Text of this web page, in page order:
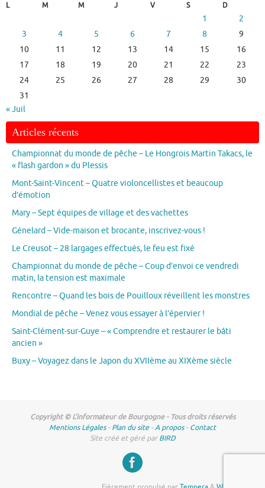
L
M M J V S D
1
2
3
4 5 6 7 8
9
10
11 12 13 14 15
16
17
18 19 20 21 22
23
24
25 26 27 28 29
30
31
« Juil
Articles récents
Championnat du monde de pêche – Le Hongrois Martin Takacs, le
« flash gardon » du Plessis
Mont-Saint-Vincent – Quatre violoncellistes et beaucoup
d’émotion
Mary – Sept équipes de village et des vachettes
Génelard – Vide-maison et brocante, inscrivez-vous !
Le Creusot – 28 largages effectués, le feu est fixé
Championnat du monde de pêche – Coup d’envoi ce vendredi
matin, la tension est maximale
Rencontre – Quand les bois de Pouilloux réveillent les monstres
Mondial de pêche – Venez vous essayer à l’épervier !
Saint-Clément-sur-Guye – « Comprendre et restaurer le bâti
ancien »
Buxy – Voyagez dans le Japon du XVIIème au XIXème siècle
Copyright © L'informateur de Bourgogne - Tous droits réservés
Mentions Légales- Plan du site -A propos- Contact
Site créé et géré parBIRD